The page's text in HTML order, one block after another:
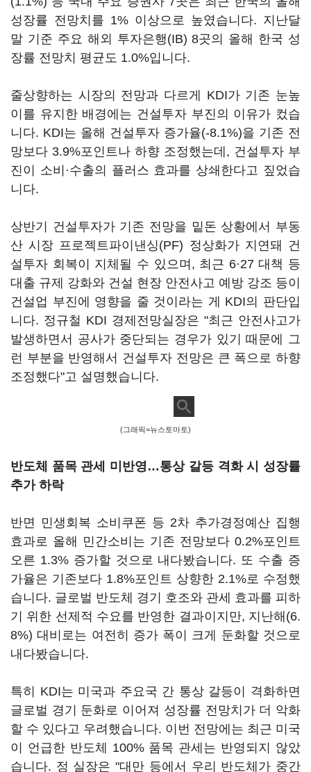
성장률 전망치를 1% 이상으로 높였습니다. 지난달
말 기준 주요 해외 투자은행(IB) 8곳의 올해 한국 성
장률 전망치 평균도 1.0%입니다.
줄상향하는 시장의 전망과 다르게 KDI가 기존 눈높
이를 유지한 배경에는 건설투자 부진의 이유가 컸습
니다. KDI는 올해 건설투자 증가율(-8.1%)을 기존 전
망보다 3.9%포인트나 하향 조정했는데, 건설투자 부
진이 소비·수출의 플러스 효과를 상쇄한다고 짚었습
니다.
상반기 건설투자가 기존 전망을 밑돈 상황에서 부동
산 시장 프로젝트파이낸싱(PF) 정상화가 지연돼 건
설투자 회복이 지체될 수 있으며, 최근 6·27 대책 등
대출 규제 강화와 건설 현장 안전사고 예방 강조 등이
건설업 부진에 영향을 줄 것이라는 게 KDI의 판단입
니다. 정규철 KDI 경제전망실장은 "최근 안전사고가
발생하면서 공사가 중단되는 경우가 있기 때문에 그
런 부분을 반영해서 건설투자 전망은 큰 폭으로 하향
조정했다"고 설명했습니다.
(그래픽=뉴스토마토)
반도체 품목 관세 미반영…통상 갈등 격화 시 성장률
추가 하락
반면 민생회복 소비쿠폰 등 2차 추가경정예산 집행
효과로 올해 민간소비는 기존 전망보다 0.2%포인트
오른 1.3% 증가할 것으로 내다봤습니다. 또 수출 증
가율은 기존보다 1.8%포인트 상향한 2.1%로 수정했
습니다. 글로벌 반도체 경기 호조와 관세 효과를 피하
기 위한 선제적 수요를 반영한 결과이지만, 지난해(6.
8%) 대비로는 여전히 증가 폭이 크게 둔화할 것으로
내다봤습니다.
특히 KDI는 미국과 주요국 간 통상 갈등이 격화하면
글로벌 경기 둔화로 이어져 성장률 전망치가 더 악화
할 수 있다고 우려했습니다. 이번 전망에는 최근 미국
이 언급한 반도체 100% 품목 관세는 반영되지 않았
습니다. 정 실장은 "대만 등에서 우리 반도체가 중간